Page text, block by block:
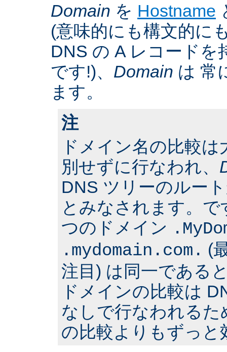
Domain を Hostname
(意味的にも構文的に
DNS の A レコードを
です!)、 Domain は 常
ます。
注
ドメイン名の比較
別せずに行なわれ、
DNS ツリーのルー
とみなされます。
つのドメイン
.mydomain.com. (
注目) は同一である
ドメインの比較は
なしで行なわれる
の比較よりもずっと